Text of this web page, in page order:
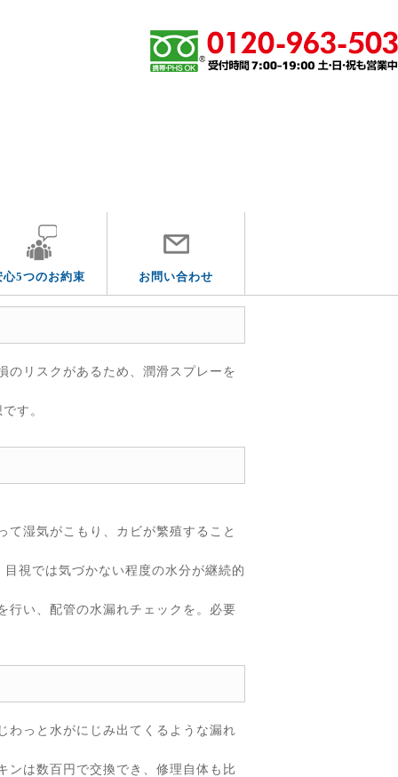
心5つのお約束 お問い合わせ
のリスクがあるため、潤滑スプレーを
す。
湿気がこもり、カビが繁殖すること
視では気づかない程度の水分が継続的
行い、配管の水漏れチェックを。必要
わっと水がにじみ出てくるような漏れ
ンは数百円で交換でき、修理自体も比